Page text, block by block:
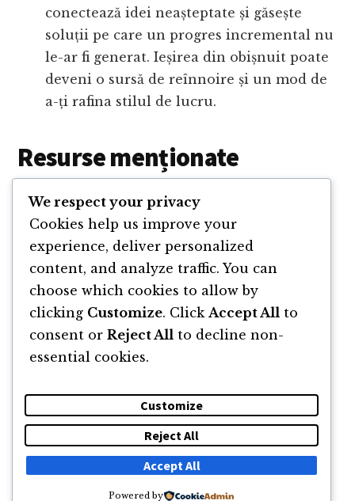
conectează idei neașteptate și găsește
soluții pe care un progres incremental nu
le-ar fi generat. Ieșirea din obișnuit poate
deveni o sursă de reînnoire și un mod de
a-ți rafina stilul de lucru.
Resurse menționate
Călin Iepure
Passion Planner
Website Bogdan
DESPRE NEWSLETTER CĂUTARE CONTACT
© 2011 -2026 TOATE DREPTURILE REZERVATE FLORIN ROȘOGA
We respect your privacy
Cookies help us improve your
experience, deliver personalized
content, and analyze traffic. You can
choose which cookies to allow by
clicking Customize. Click Accept All to
consent or Reject All to decline non-
essential cookies.
Customize
Reject All
Accept All
Powered by